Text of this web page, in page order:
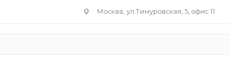
Москва, ул.Тимуровская, 5, офис 11